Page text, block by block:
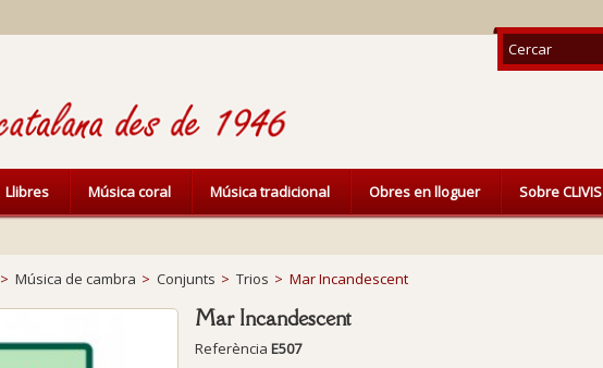
Llibres Música coral Música tradicional Obres en lloguer Sobre CLIVIS
> Música de cambra > Conjunts > Trios > Mar Incandescent
Mar Incandescent
Referència E507